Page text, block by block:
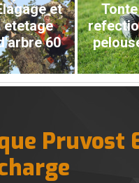
et
etetage
60
Pruvost